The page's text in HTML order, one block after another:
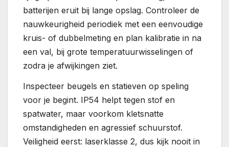
batterijen eruit bij lange opslag. Controleer de
nauwkeurigheid periodiek met een eenvoudige
kruis- of dubbelmeting en plan kalibratie in na
een val, bij grote temperatuurwisselingen of
zodra je afwijkingen ziet.
Inspecteer beugels en statieven op speling
voor je begint. IP54 helpt tegen stof en
spatwater, maar voorkom kletsnatte
omstandigheden en agressief schuurstof.
Veiligheid eerst: laserklasse 2, dus kijk nooit in